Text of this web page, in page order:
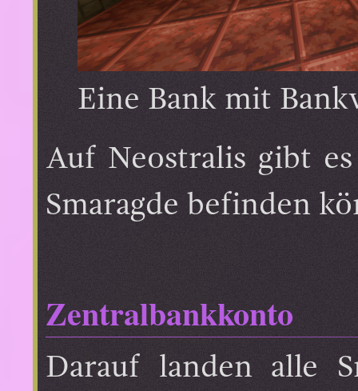
Eine Bank mit
Auf Neostralis gibt
Smaragde befinden
Zentralbankkonto
Darauf landen alle